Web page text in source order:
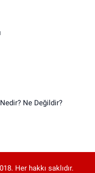
Nedir? Ne Değildir?
Her hakkı saklıdır.